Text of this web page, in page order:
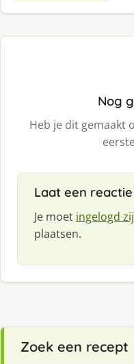
Nog
Heb je dit gemaakt
Laat een
Je moet ingelogd
plaatsen.
Zoek een recept